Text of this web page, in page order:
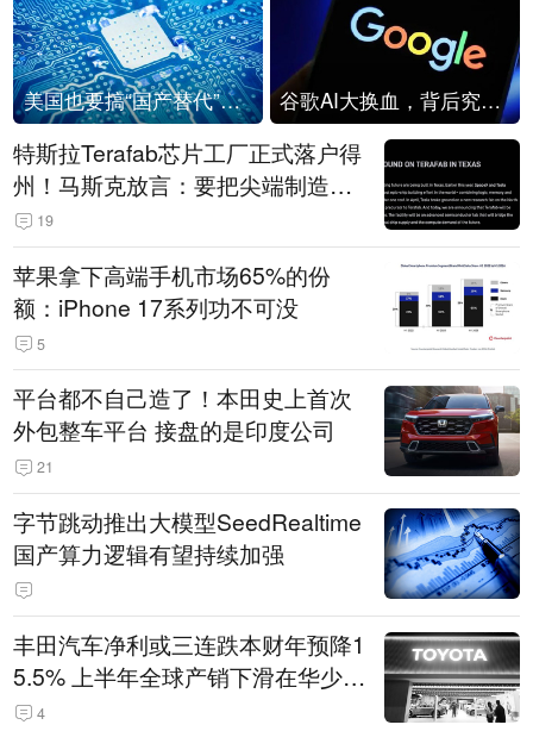
美国也要搞“国产替代”？先算清三笔账 谷歌AI大换血，背后究竟发生了什么？
特斯拉Terafab芯片工厂正式落户得
州！马斯克放言：要把尖端制造带
回美国
19
苹果拿下高端手机市场65%的份
额：iPhone 17系列功不可没
5
平台都不自己造了！本田史上首次
外包整车平台 接盘的是印度公司
21
字节跳动推出大模型SeedRealtime
国产算力逻辑有望持续加强
丰田汽车净利或三连跌本财年预降1
5.5% 上半年全球产销下滑在华少卖
14.3万辆
4